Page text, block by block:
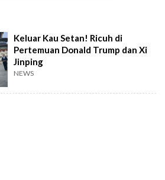
Keluar Kau Setan! Ricuh di
Pertemuan Donald Trump dan Xi
Jinping
NEWS